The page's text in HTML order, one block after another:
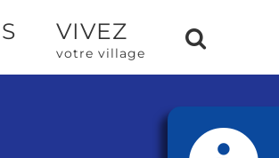
VIVEZ
votre village
Bascule